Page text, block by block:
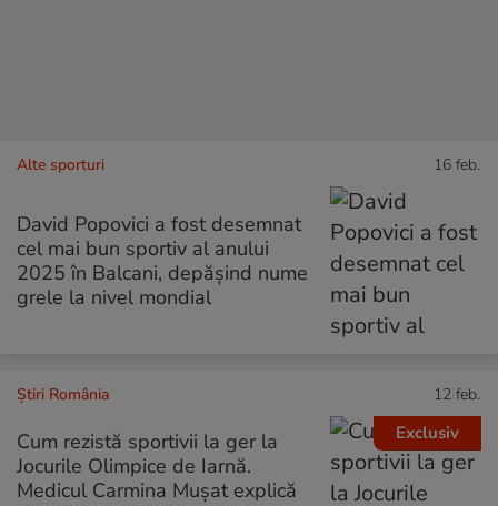
Alte sporturi 16 feb.
David Popovici a fost desemnat
cel mai bun sportiv al anului
2025 în Balcani, depășind nume
grele la nivel mondial
Exclusiv
Știri România 12 feb.
Cum rezistă sportivii la ger la
Jocurile Olimpice de Iarnă.
Medicul Carmina Mușat explică